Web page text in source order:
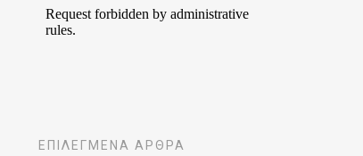
ΕΠΙΛΕΓΜΈΝΑ ΆΡΘΡΑ